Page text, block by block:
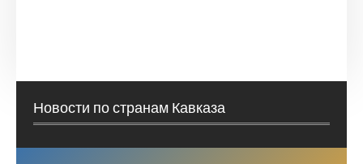
Новости по странам Кавказа